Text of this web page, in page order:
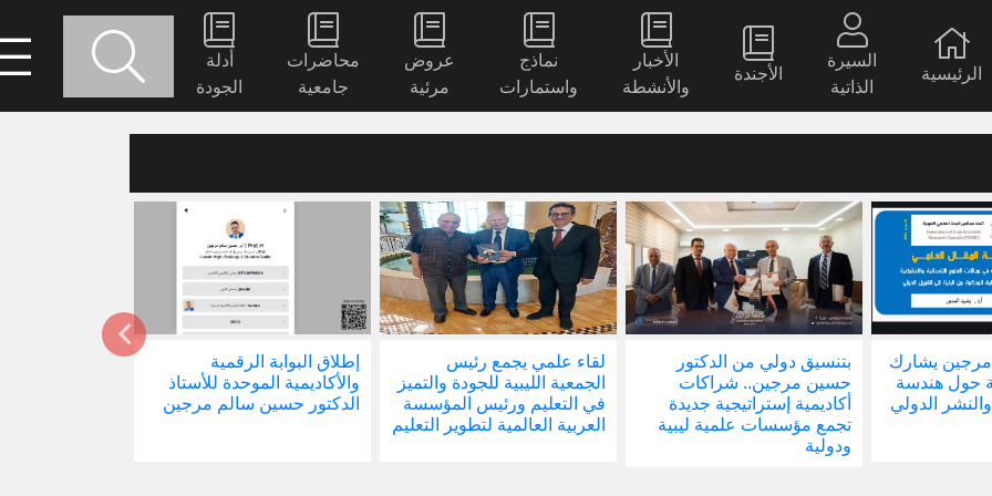
الرئيسية
السيرة
الذاتية
الأجندة
الأخبار
والأنشطة
نماذج
واستمارات
عروض
مرئية
محاضرات
جامعية
أدلة
الجودة
مرجين يشارك
حول هندسة
الدولي
بتنسيق دولي من الدكتور
حسين مرجين.. شراكات
أكاديمية إستراتيجية جديدة
تجمع مؤسسات علمية ليبية
ودولية
لقاء علمي يجمع رئيس
الجمعية الليبية للجودة والتميز
في التعليم ورئيس المؤسسة
العربية العالمية لتطوير التعليم
إطلاق البوابة الرقمية
والأكاديمية الموحدة للأستاذ
الدكتور حسين سالم مرجين